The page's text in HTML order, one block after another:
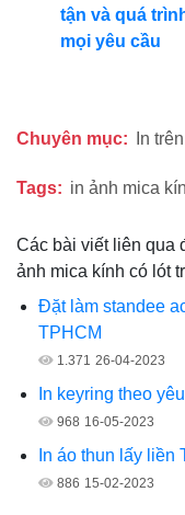
tận và quá
mọi yêu cầu
Chuyên mục: In
Tags: in ảnh mica
Các bài viết liên qua
ảnh mica kính có lót
Đặt làm standee
TPHCM
1.371 26-04-2023
In keyring theo
968 16-05-2023
In áo thun lấy liền
886 15-02-2023